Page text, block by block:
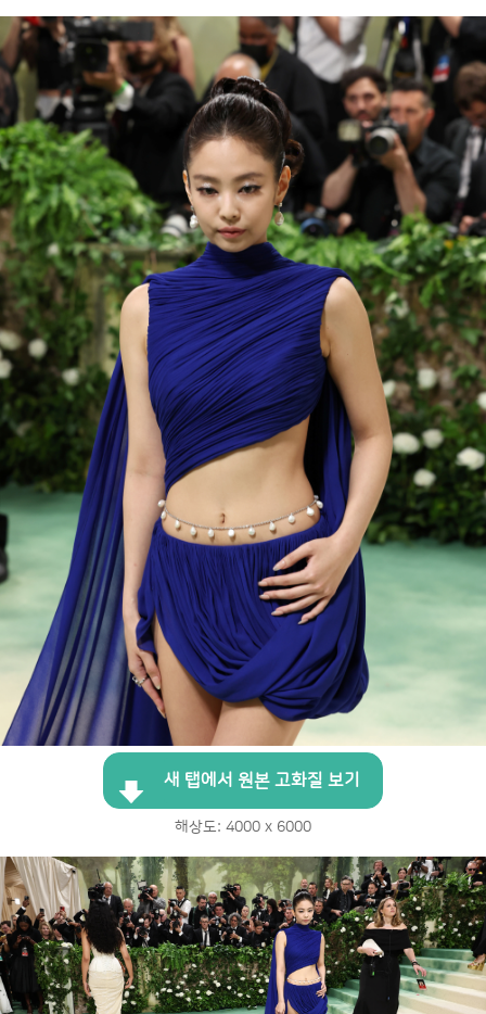
새 탭에서 원본 고화질 보기
해상도: 4000 x 6000